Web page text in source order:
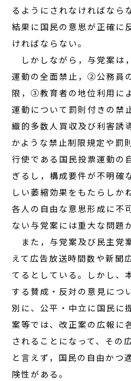
るようにされなければなら
結果に国民の意思が正確に
ければならない。
しかしながら，与党案は
運動の全面禁止，②公務員
限，③教育者の地位利用に
運動について罰則付きの禁
織的多数人買収及び利害誘
かような禁止制限規定や罰
行使である国民投票運動の
ぎるし，構成要件が不明確
しい萎縮効果をもたらしか
各人の自由な意思形成に不
ない与党案には重大な問題
また，与党案及び民主党
えて広告放送時間数や新聞
てるとしている。しかし、
する賛成・反対の意見につ
別に、公平・中立に国民に
案等では、改正案の広報に
されることになって、その
と言えず，国民の自由かつ
険性がある。